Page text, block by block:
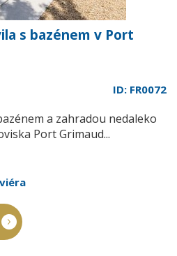
s bazénem v Port
ID: FR0072
a zahradou nedaleko
Port Grimaud...